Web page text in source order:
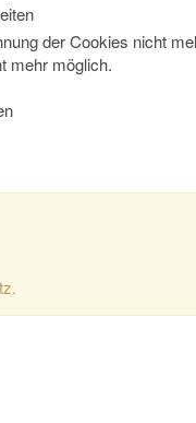
der Cookies nicht
mehr möglich.